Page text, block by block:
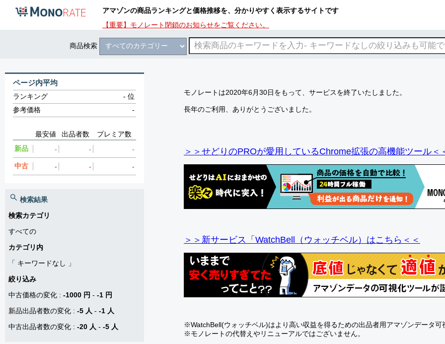
アマゾンの商品ランキングと価格推移を、分かりやすく表示するサイトです
【重要】モノレート閉鎖のお知らせをご覧ください。
商品検索
モノレートは2020年6月30日をもって、サービスを終了いたしました。
長年のご利用、ありがとうございました。
＞＞せどりのPROが愛用しているChrome拡張の高機能ツール＜
＞＞新サービス「WatchBell（ウォッチベル）はこちら＜＜
※WatchBell(ウォッチベル)はより高い収益を得るための出品者用アマゾンデータ可
※モノレートの代替えやリニューアルではございません。
ページ内平均
ランキング -位
参考価格
-
最安値 出品者数
プレミア数
新品
- - -
中古 - - -
検索結果
検索カテゴリ
すべての
カテゴリ内
「 キーワードなし
」
絞り込み
中古価格の変化 : -1000 円 - -1 円
新品出品者数の変化 : -5 人 - -1 人
中古出品者数の変化 : -20 人 - -5 人